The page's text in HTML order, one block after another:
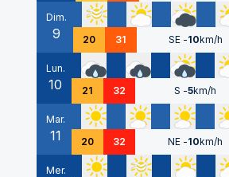
Dim.
9 20 31 SE -10km/h
Lun.
10 21 32 S -5km/h
Mar.
11 20 32 NE -10km/h
Mer.